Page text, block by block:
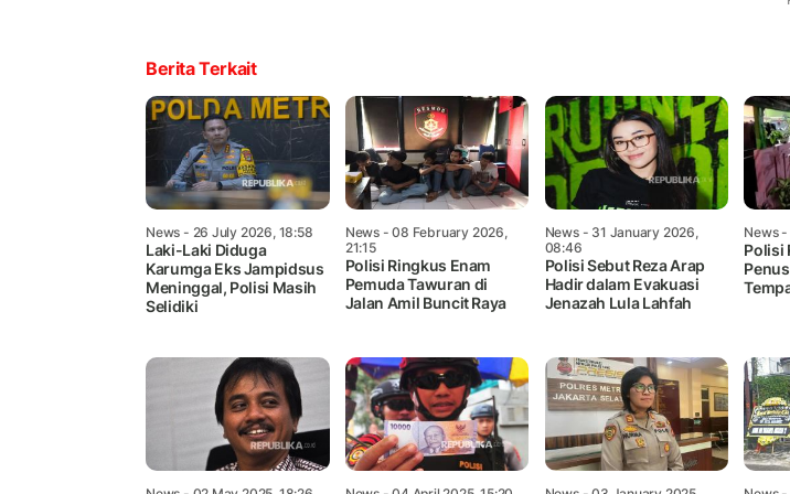
Berita Terkait
News - 26 July 2026, 18:58
Laki-Laki Diduga
Karumga Eks Jampidsus
Meninggal, Polisi Masih
Selidiki
News- 08 February 2026,
21:15
Polisi Ringkus Enam
Pemuda Tawuran di
Jalan Amil Buncit Raya
News- 31 January 2026,
08:46
Polisi Sebut Reza Arap
Hadir dalam Evakuasi
Jenazah Lula Lahfah
News-
Polisi